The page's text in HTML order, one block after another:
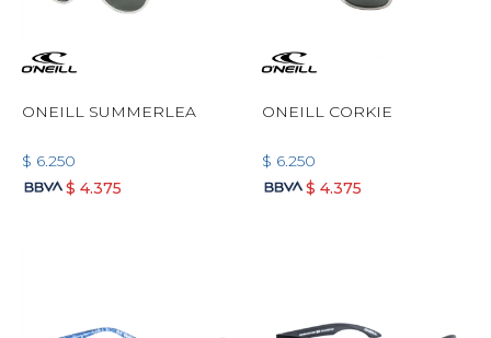
ONEILL SUMMERLEA
$ 6.250
$ 4.375
ONEILL CORKIE
$ 6.250
$ 4.375